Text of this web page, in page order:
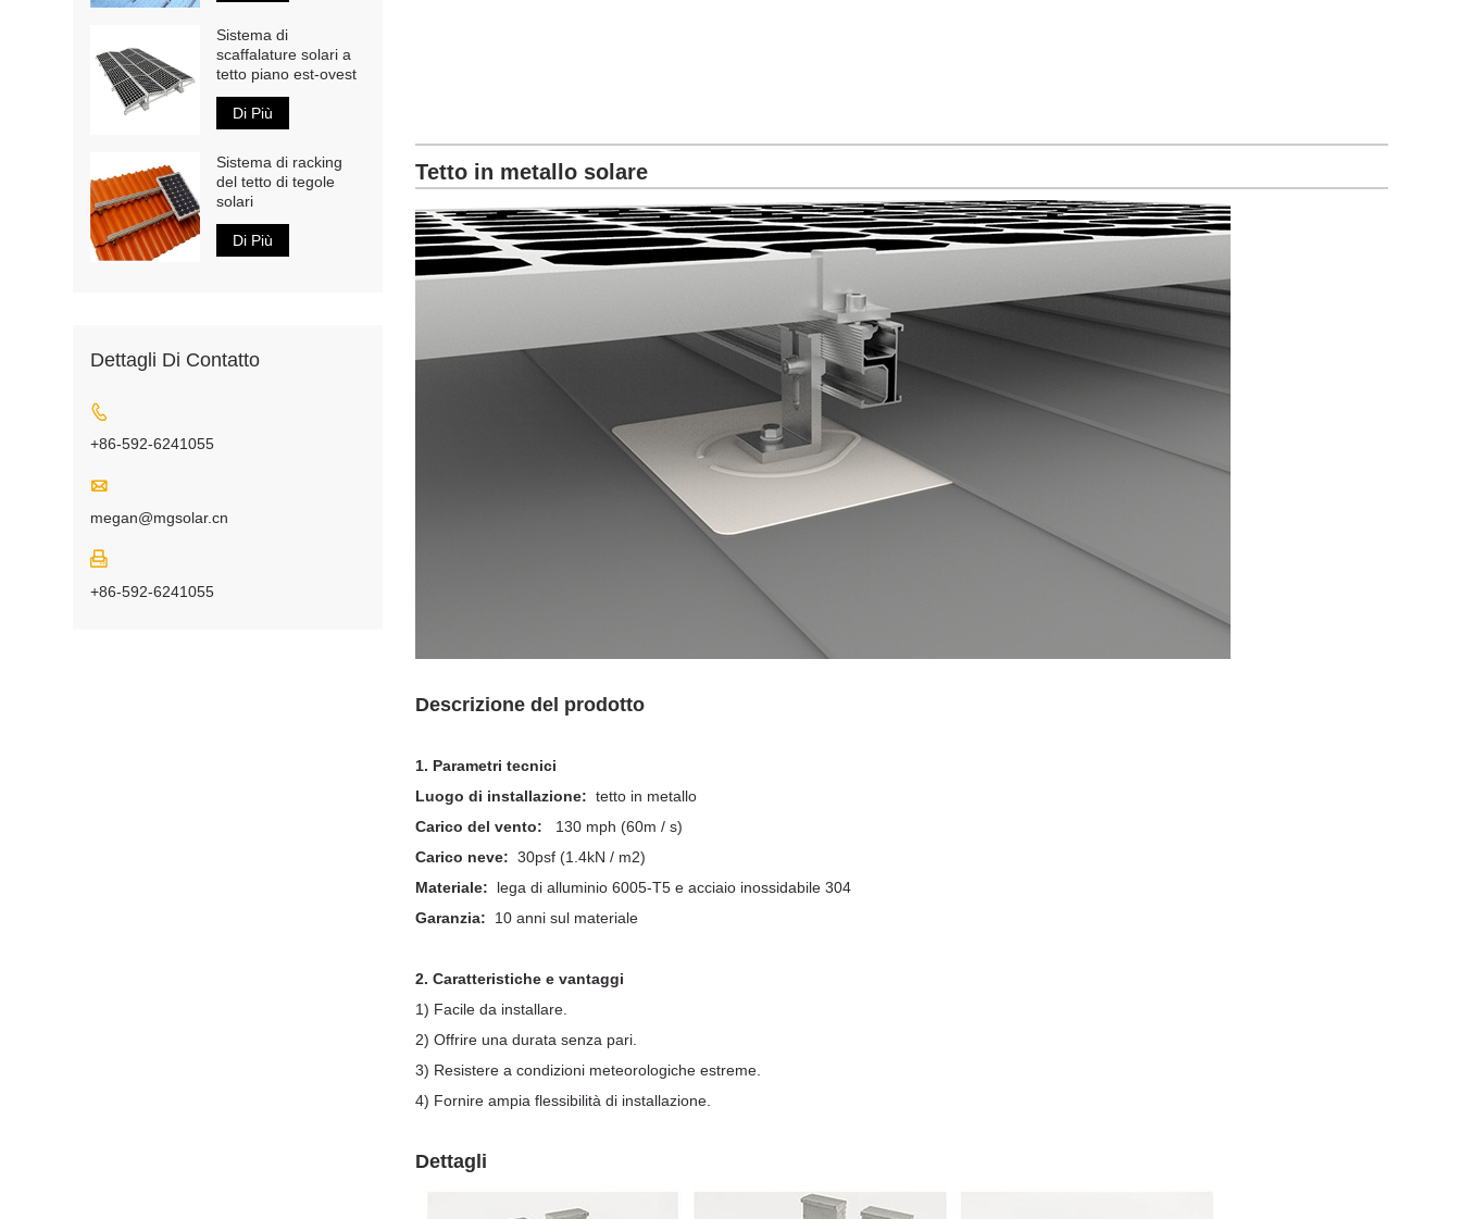
Tetto in metallo solare
Descrizione del prodotto
1. Parametri tecnici
Luogo di installazione: tetto in metallo
Carico del vento:
130 mph (60m / s)
Carico neve: 30psf (1.4kN / m2)
Materiale:
lega di alluminio 6005-T5 e acciaio inossidabile 304
Garanzia:
10 anni sul materiale
2. Caratteristiche e vantaggi
1) Facile da installare.
2) Offrire una durata senza pari.
3) Resistere a condizioni meteorologiche estreme.
4) Fornire ampia flessibilità di installazione.
Dettagli
Sistema di
scaffalature solari a
tetto piano est-ovest
Di Più
Sistema di racking
del tetto di tegole
solari
Di Più
Dettagli Di Contatto

+86-592-6241055

megan@mgsolar.cn

+86-592-6241055